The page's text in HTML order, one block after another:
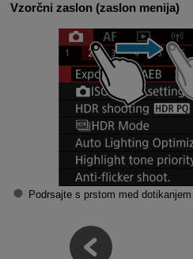
Vzorčni zaslon (zaslon menija)
Podrsajte s prstom med dotikanjem